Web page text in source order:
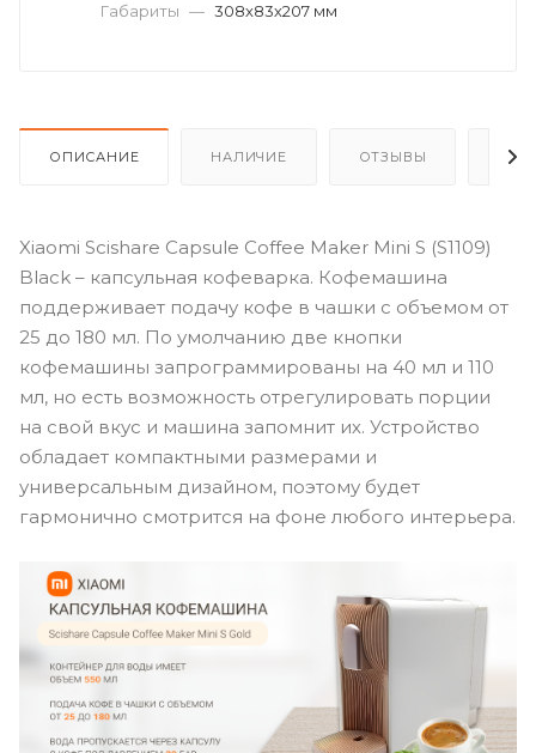
Габариты — 308х83х207 мм
ОПИСАНИЕ НАЛИЧИЕ ОТЗЫВЫ
Xiaomi Scishare Capsule Coffee Maker Mini S (S1109)
Black – капсульная кофеварка. Кофемашина
поддерживает подачу кофе в чашки с объемом от
25 до 180 мл. По умолчанию две кнопки
кофемашины запрограммированы на 40 мл и 110
мл, но есть возможность отрегулировать порции
на свой вкус и машина запомнит их. Устройство
обладает компактными размерами и
универсальным дизайном, поэтому будет
гармонично смотрится на фоне любого интерьера.